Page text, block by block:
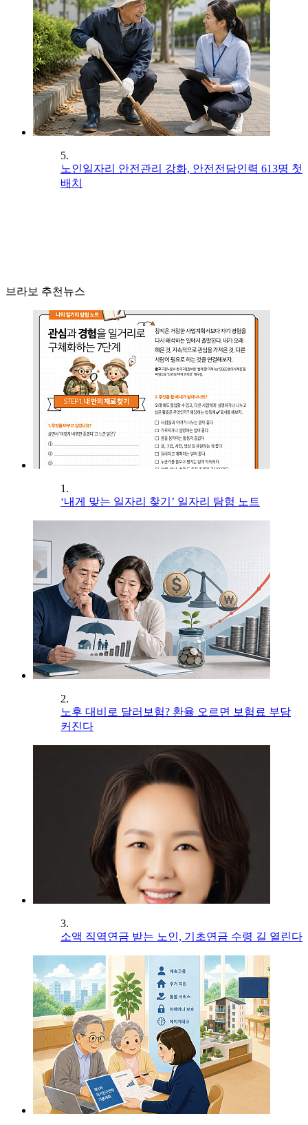
5.
노인일자리 안전관리 강화, 안전전담인력 613명 첫
배치
브라보 추천뉴스
1.
‘내게 맞는 일자리 찾기’ 일자리 탐험 노트
2.
노후 대비로 달러보험? 환율 오르면 보험료 부담
커진다
3.
소액 직역연금 받는 노인, 기초연금 수령 길 열린다